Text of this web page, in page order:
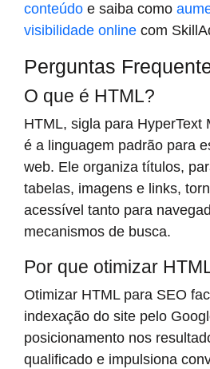
conteúdo e saiba como
visibilidade online com
Perguntas
O que é HTML?
HTML, sigla para HyperText
é a linguagem padrão para
web. Ele organiza títulos,
tabelas, imagens e links,
acessível tanto para
mecanismos de busca.
Por que otimizar
Otimizar HTML para SEO
indexação do site pelo
posicionamento nos
qualificado e impulsiona